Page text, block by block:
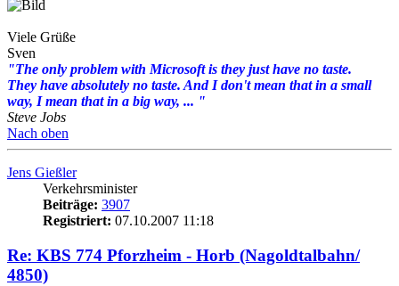
Viele Grüße
Sven
"The only problem with Microsoft is they just have no taste.
They have absolutely no taste. And I don't mean that in a small
way, I mean that in a big way, ... "
Steve Jobs
Nach oben
Jens Gießler
Verkehrsminister
Beiträge: 3907
Registriert: 07.10.2007 11:18
Re: KBS 774 Pforzheim - Horb (Nagoldtalbahn/
4850)